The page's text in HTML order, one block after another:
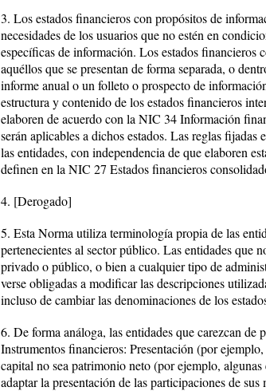
3. Los estados financieros con propósitos de
necesidades de los usuarios que no estén en
específicas de información. Los estados
aquéllos que se presentan de forma separada, o
informe anual o un folleto o prospecto de
estructura y contenido de los estados financieros
elaboren de acuerdo con la NIC 34 Información
serán aplicables a dichos estados. Las reglas
las entidades, con independencia de que elaboren
definen en la NIC 27 Estados financieros
4. [Derogado]
5. Esta Norma utiliza terminología propia de las
pertenecientes al sector público. Las entidades que
privado o público, o bien a cualquier tipo de
verse obligadas a modificar las descripciones
incluso de cambiar las denominaciones de los
6. De forma análoga, las entidades que carezcan
Instrumentos financieros: Presentación (por
capital no sea patrimonio neto (por ejemplo,
adaptar la presentación de las participaciones de